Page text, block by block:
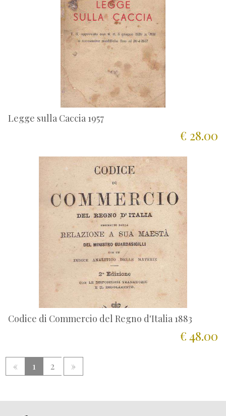
Legge sulla Caccia 1957
€ 28.00
Codice di Commercio del Regno d'Italia 1883
€ 48.00
« 1 2 »